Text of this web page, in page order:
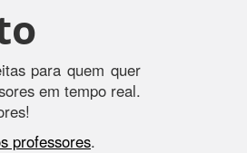
para quem quer
em tempo real.
professores.